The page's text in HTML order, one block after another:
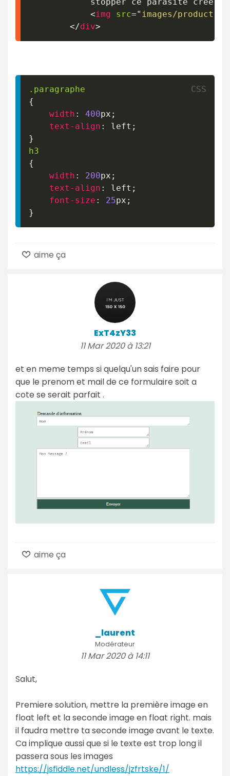
<img src=" images/product-
</div>
.paragraphe
{
width : 400px ;
text-align : left ;
}
h3
{
width : 200px ;
text-align : left ;
font-size : 25px ;
}
aime ça
ExT4zY33
11 Mar 2020 à 13:21
et en meme temps si quelqu'un sais faire pour
que le prenom et mail de ce formulaire soit a
cote se serait parfait .
aime ça
_laurent
Modérateur
11 Mar 2020 à 14:11
Salut,
Premiere solution, mettre la première image en
float left et la seconde image en float right. mais
il faudra mettre ta seconde image avant le texte.
Ca implique aussi que si le texte est trop long il
passera sous les images
https://jsfiddle.net/undless/jzfrtske/1/